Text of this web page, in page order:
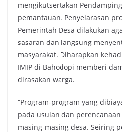
mengikutsertakan
pemantauan. Penyelarasan
Pemerintah Desa dilakukan
sasaran dan langsung
masyarakat. Diharapkan
IMIP di Bahodopi memberi
dirasakan warga.
“Program-program yang
pada usulan dan
masing-masing desa. Seiring